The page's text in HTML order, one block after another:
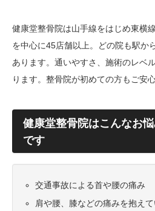
健康堂整骨院は山手線をはじめ東横
を中心に45店舗以上。どの院も駅か
あります。通いやすさ、施術のレベ
ります。整骨院が初めての方もご安
健康堂整骨院はこんなお
です
交通事故による首や腰の痛み
肩や腰、膝などの痛みを抱え